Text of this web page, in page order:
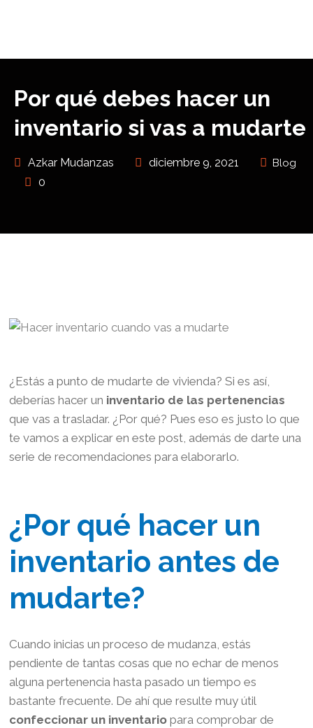
Por qué debes hacer un
inventario si vas a mudarte
Azkar Mudanzas diciembre 9, 2021 Blog
0
¿Estás a punto de mudarte de vivienda? Si es así,
deberías hacer un inventario de las pertenencias
que vas a trasladar. ¿Por qué? Pues eso es justo lo que
te vamos a explicar en este post, además de darte una
serie de recomendaciones para elaborarlo.
¿Por qué hacer un
inventario antes de
mudarte?
Cuando inicias un proceso de mudanza, estás
pendiente de tantas cosas que no echar de menos
alguna pertenencia hasta pasado un tiempo es
bastante frecuente. De ahí que resulte muy útil
confeccionar un inventariopara comprobar de